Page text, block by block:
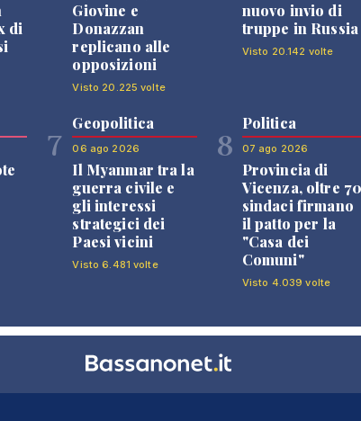
di
Giovine e
Donazzan
replicano alle
opposizioni
Visto 20.225 volte
nuovo invio di
truppe in Russia
Visto 20.142 volte
7
Geopolitica
06 ago 2026
Il Myanmar tra la
guerra civile e
gli interessi
strategici dei
Paesi vicini
Visto 6.481 volte
8
Politica
07 ago 2026
Provincia di
Vicenza, oltre 70
sindaci firmano
il patto per la
"Casa dei
Comuni"
Visto 4.039 volte